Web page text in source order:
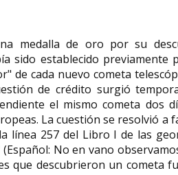
medalla de oro por su
sido establecido
de cada nuevo cometa
de crédito surgió
el mismo cometa dos
La cuestión se resolvió a
línea 257 del Libro I de las
No en vano
que descubrieron un cometa